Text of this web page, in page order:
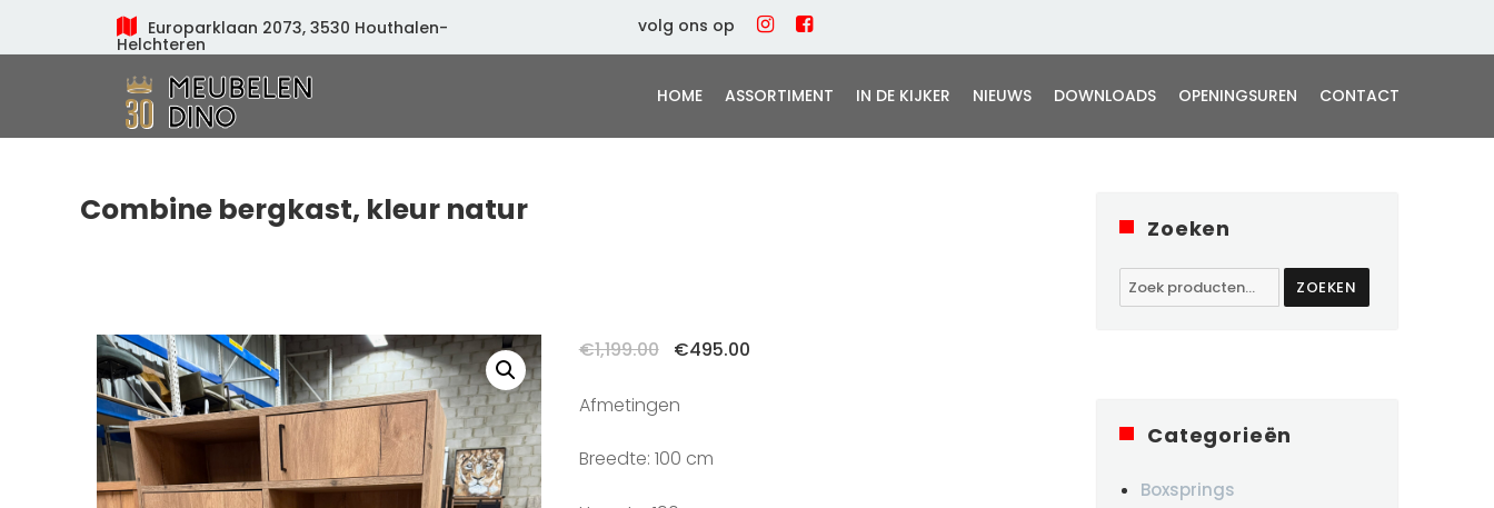
Europarklaan 2073, 3530 Houthalen-
Helchteren
volg ons op
HOME ASSORTIMENT IN DE KIJKER NIEUWS DOWNLOADS OPENINGSUREN CONTACT
Combine bergkast, kleur natur
€1,199.00
Oorspronkelijke
was:
€495.00
Afmetingen
Breedte: 100 cm
Zoeken
Zoeken
naar:
ZOEKEN
Categorieën
Boxsprings